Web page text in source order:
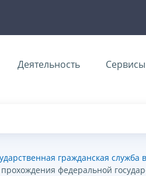
Деятельность Сервисы
гражданская служба
федеральной